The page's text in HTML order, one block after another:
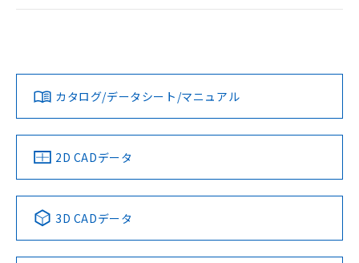
ログイン/会員登録
ダウンロードデータをご利用いただく前に、以下を必ずお読
みください。
ソフトウェアの使用条件
EU RoHS 注意事項・凡例
対応済み
中国 RoHS 注意事項・凡例
Pb Hg Cd Cr(VI)
LR型式承認
（イギリス
船舶規格）
DNV型式承認
（ノルウェー
BV型式承認
（フランス
KR型式
（韓国
No No No No
この製品の規格認証/適合状況ページへ
その他の認証はこちらのページからご検索ください
カタログ/データシート/マニュアル
2D CADデータ
3D CADデータ